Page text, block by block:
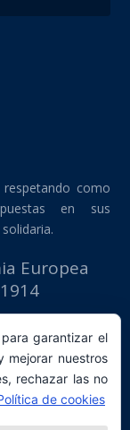
como
en sus
Europea
garantizar el
mejorar nuestros
rechazar las no
de cookies